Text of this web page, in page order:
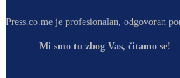
Press.co.me je profesionalan, odgovoran
Mi smo tu zbog Vas, čitamo se!